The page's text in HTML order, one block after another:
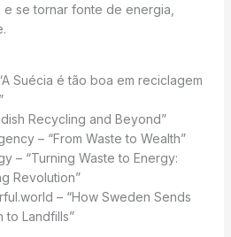
se tornar fonte de energia,
Suécia é tão boa em reciclagem
Recycling and Beyond”
– “From Waste to Wealth”
– “Turning Waste to Energy:
Revolution”
– “How Sweden Sends
to Landfills”